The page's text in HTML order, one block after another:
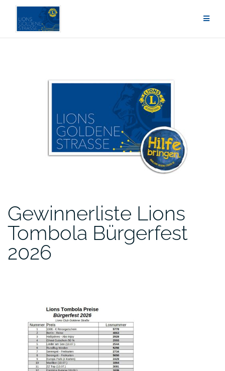
springen
Gewinnerliste Lions
Tombola Bürgerfest
2026